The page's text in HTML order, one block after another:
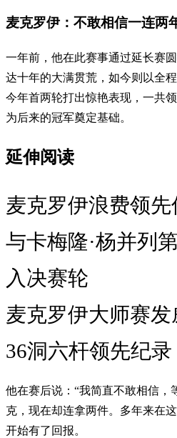
麦克罗伊：不敢相信一连两
一年前，他在此赛事通过延长赛
达十年的大满贯荒，如今则以全
今年首两轮打出惊艳表现，一共
为后来的冠军奠定基础。
延伸阅读
麦克罗伊浪费领先
与卡梅隆·杨并列
入决赛轮
麦克罗伊大师赛发
36洞六杆领先纪录
他在赛后说：“我简直不敢相信，
克，现在却连拿两件。多年来在
开始有了回报。